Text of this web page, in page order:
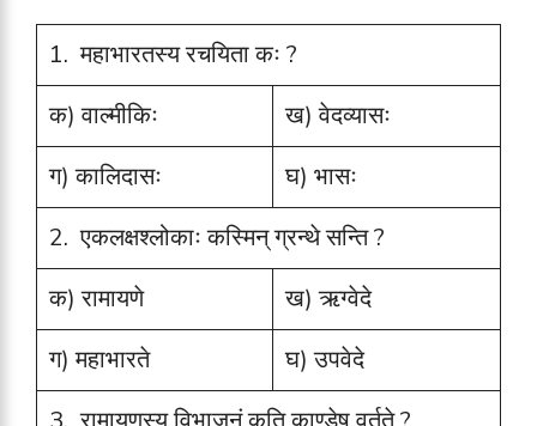
1. महाभारतस्य रचयिता कः ?
क) वाल्मीकिः
ख) वेदव्यासः
ग) कालिदासः
घ) भासः
2. एकलक्षश्लोकाः कस्मिन् ग्रन्थे सन्ति ?
क) रामायणे
ख) ऋग्वेदे
ग) महाभारते
घ) उपवेदे